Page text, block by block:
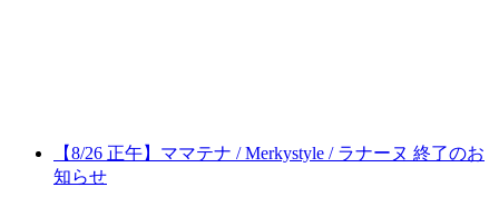
【8/26 正午】ママテナ / Merkystyle / ラナーヌ 終了のお
知らせ